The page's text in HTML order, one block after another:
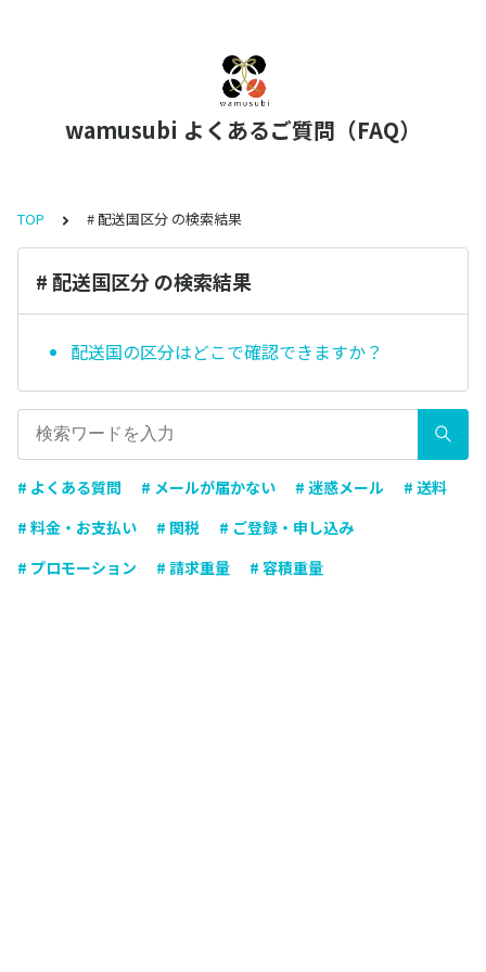
wamusubi よくあるご質問（FAQ）
TOP # 配送国区分 の検索結果
# 配送国区分 の検索結果
配送国の区分はどこで確認できますか？
# よくある質問 # メールが届かない # 迷惑メール
# 送料
# 料金・お支払い
# 関税
# ご登録・申し込み
# プロモーション
# 請求重量 # 容積重量